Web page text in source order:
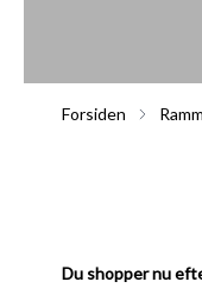
Forsiden
Du shopper nu